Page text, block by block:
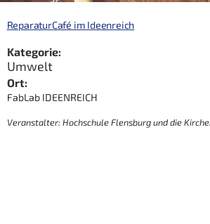
ReparaturCafé im Ideenreich
Kategorie:
Umwelt
Ort:
FabLab IDEENREICH
Veranstalter: Hochschule Flensburg und die